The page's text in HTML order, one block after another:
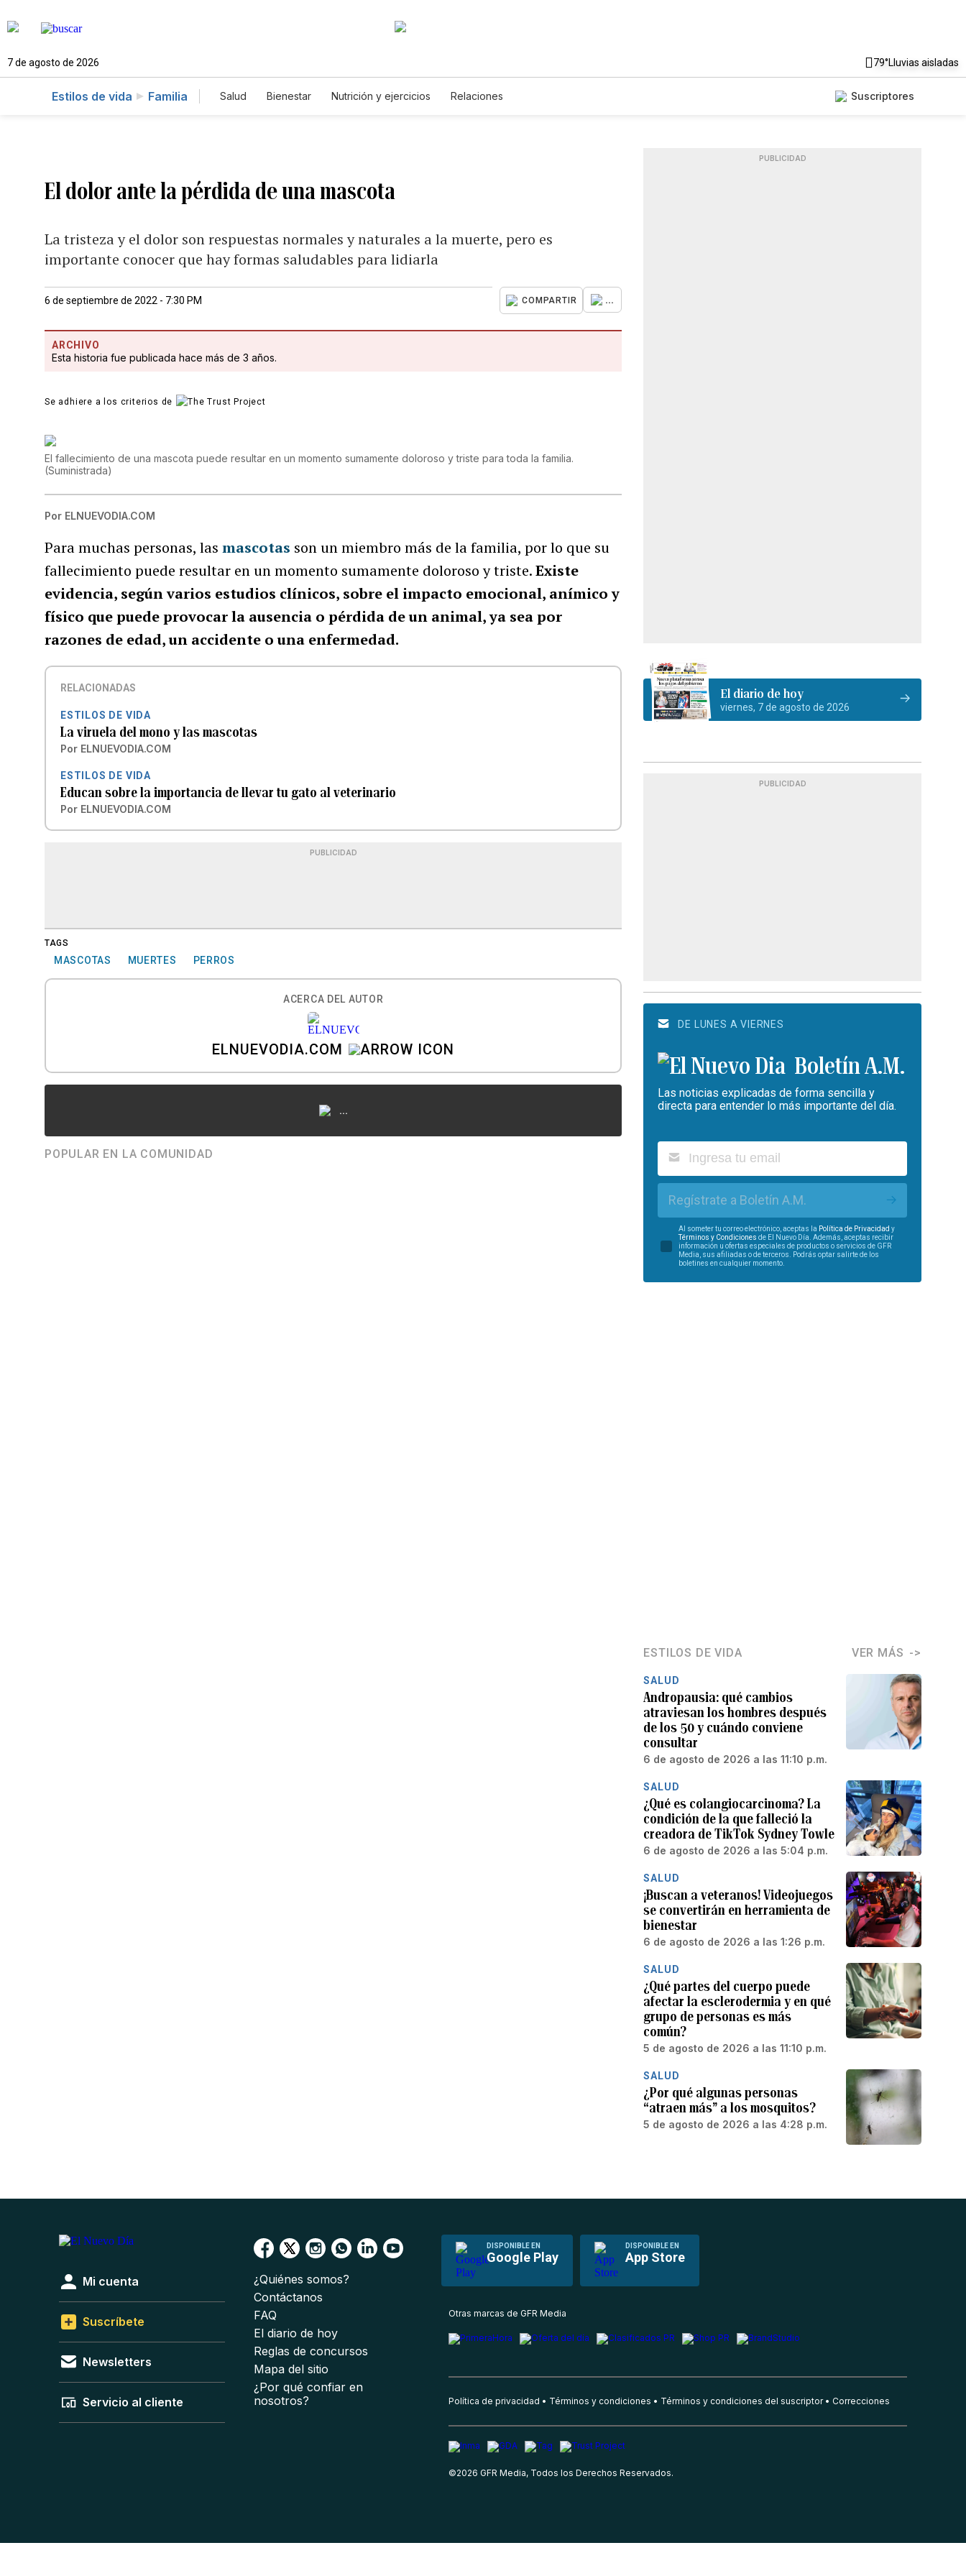
7 de agosto de 2026 79°Lluvias aisladas
Estilos de vida Familia Salud Bienestar Nutrición y ejercicios Relaciones Suscriptores
El dolor ante la pérdida de una mascota
La tristeza y el dolor son respuestas normales y naturales a la muerte, pero es
importante conocer que hay formas saludables para lidiarla
6 de septiembre de 2022 - 7:30 PM COMPARTIR ...
ARCHIVO
Esta historia fue publicada hace más de 3 años.
Se adhiere a los criterios de
El fallecimiento de una mascota puede resultar en un momento sumamente doloroso y triste para toda la familia.
(Suministrada)
Por ELNUEVODIA.COM
Para muchas personas, lasmascotas son un miembro más de la familia, por lo que su
fallecimiento puede resultar en un momento sumamente doloroso y triste.Existe
evidencia, según varios estudios clínicos, sobre el impacto emocional, anímico y
físico que puede provocar la ausencia o pérdida de un animal, ya sea por
razones de edad, un accidente o una enfermedad.
RELACIONADAS
ESTILOS DE VIDA
La viruela del mono y las mascotas
Por ELNUEVODIA.COM
ESTILOS DE VIDA
Educan sobre la importancia de llevar tu gato al veterinario
Por ELNUEVODIA.COM
PUBLICIDAD
TAGS
MASCOTAS MUERTES PERROS
ACERCA DEL AUTOR
ELNUEVODIA.COM
...
POPULAR EN LA COMUNIDAD
PUBLICIDAD
El diario de hoy
viernes, 7 de agosto de 2026
PUBLICIDAD
DE LUNES A VIERNES
Boletín A.M.
Las noticias explicadas de forma sencilla y
directa para entender lo más importante del día.
Regístrate a Boletín A.M.
Al someter tu correo electrónico, aceptas la Política de Privacidad y
Términos y Condiciones de El Nuevo Día. Además, aceptas recibir
información u ofertas especiales de productos o servicios de GFR
Media, sus afiliadas o de terceros. Podrás optar salirte de los
boletines en cualquier momento.
ESTILOS DE VIDA VER MÁS
SALUD
Andropausia: qué cambios
atraviesan los hombres después
de los 50 y cuándo conviene
consultar
6 de agosto de 2026 a las 11:10 p.m.
SALUD
¿Qué es colangiocarcinoma? La
condición de la que falleció la
creadora de TikTok Sydney Towle
6 de agosto de 2026 a las 5:04 p.m.
SALUD
¡Buscan a veteranos! Videojuegos
se convertirán en herramienta de
bienestar
6 de agosto de 2026 a las 1:26 p.m.
SALUD
¿Qué partes del cuerpo puede
afectar la esclerodermia y en qué
grupo de personas es más
común?
5 de agosto de 2026 a las 11:10 p.m.
SALUD
¿Por qué algunas personas
“atraen más” a los mosquitos?
5 de agosto de 2026 a las 4:28 p.m.
DISPONIBLE EN
Google Play
DISPONIBLE EN
App Store
Mi cuenta
Suscríbete
Newsletters
Servicio al cliente
¿Quiénes somos?
Contáctanos
FAQ
El diario de hoy
Reglas de concursos
Mapa del sitio
¿Por qué confiar en
nosotros?
Otras marcas de GFR Media
Política de privacidad Términos y condiciones Términos y condiciones del suscriptor Correcciones
©2026 GFR Media, Todos los Derechos Reservados.